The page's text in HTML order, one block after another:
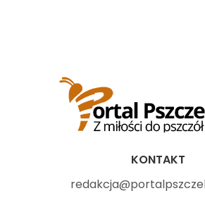
KONTAKT